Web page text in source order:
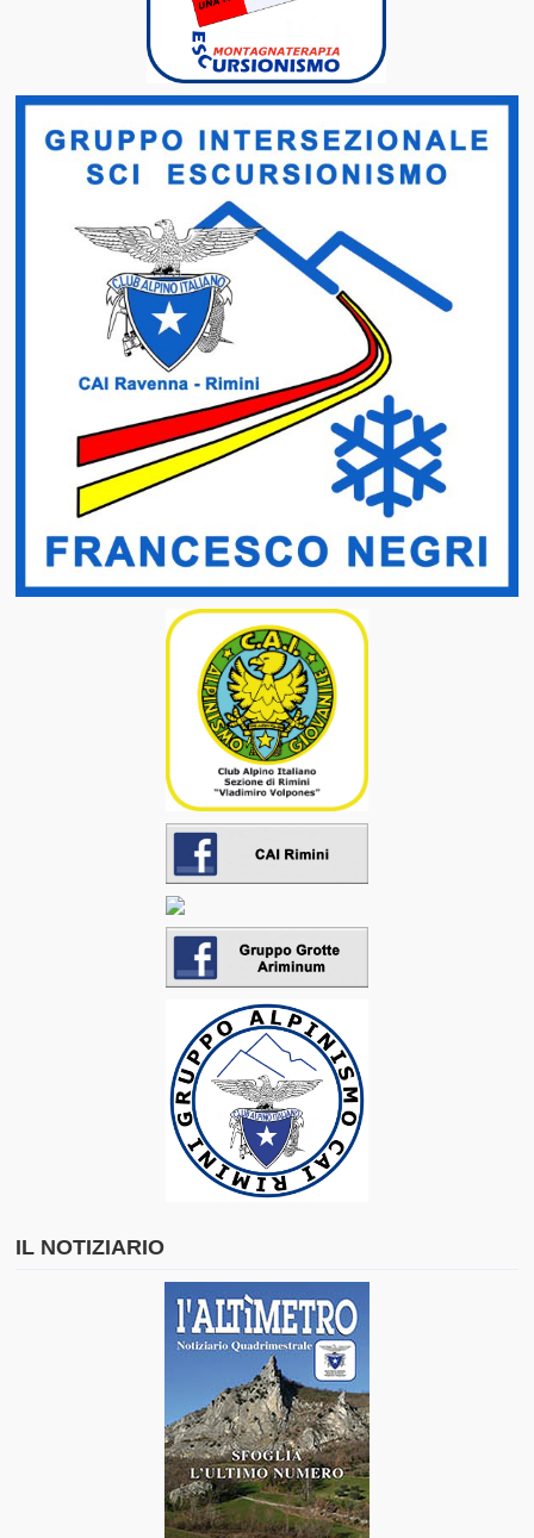
Ippocrate in Montagna
11 Anni di Ricerca in Alta Quota
Cuore e Montagna
Racconti e Articoli
Modulistica
Gruppo Giovani CAI Rimini
La Rubrica del Fisioterapista
IL NOTIZIARIO